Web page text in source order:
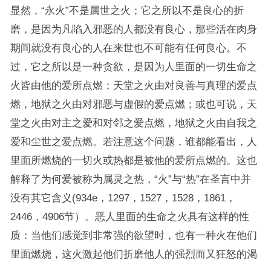
显然，“永火”不是属世之火；它之所以不是良心的折
磨，是因为凡陷入邪恶的人都没有良心，那些活在肉身
期间就没有良心的人在来世也不可能有任何良心。不
过，它之所以是一种贪欲，是因为人里面的一切生命之
火皆由他的爱所点燃；天堂之火由对良善与真理的爱点
燃，地狱之火由对邪恶与虚假的爱点燃；或也可说，天
堂之火由对主之爱和对邻之爱点燃，地狱之火由自我之
爱和尘世之爱点燃。若注意这个问题，谁都能看出，人
里面所燃烧的一切火或热都是被他的爱所点燃的。这也
解释了为何爱被称为属灵之热，“火”与“热”在圣言中并
没有其它含义(934e，1297，1527，1528，1861，
2446，4906节）。恶人里面的生命之火具有这样的性
质：当他们感觉到非常强的欲望时，也有一种火在他们
里面燃烧，这火激起他们折磨他人的强烈而又狂怒的渴